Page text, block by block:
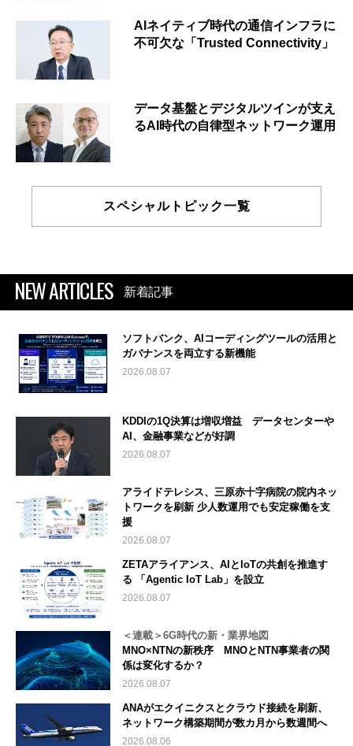
AIネイティブ時代の通信インフラに
不可欠な「Trusted Connectivity」
データ基盤とデジタルツインが支え
るAI時代の自律型ネットワーク運用
スペシャルトピック一覧
NEW ARTICLES 新着記事
ソフトバンク、AIコーディングツールの活用と
ガバナンスを両立する新機能
2026.08.07
KDDIの1Q決算は増収増益 データセンターや
AI、金融事業などが好調
2026.08.07
アライドテレシス、三原赤十字病院の院内ネッ
トワークを刷新 少人数運用でも安定稼働を支
援
2026.08.07
ZETAアライアンス、AIとIoTの共創を推進す
る 「Agentic IoT Lab」を設立
2026.08.07
＜連載＞6G時代の新・業界地図
MNO×NTNの新秩序 MNOとNTN事業者の関
係は変化するか？
2026.08.07
ANAがエクイニクスとクラウド接続を刷新、
ネットワーク構築期間が数カ月から数週間へ
2026.08.06